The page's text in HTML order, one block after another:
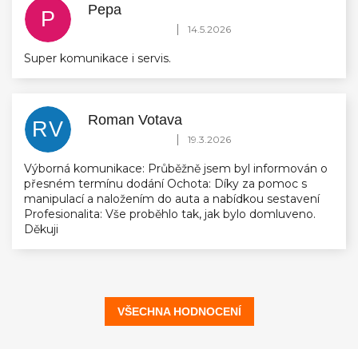
P Pepa
Hodnocení obchodu je 5 z 5 hvězdiček.
| 14.5.2026
Super komunikace i servis.
RV Roman Votava
Hodnocení obchodu je 5 z 5 hvězdiček.
| 19.3.2026
Výborná komunikace: Průběžně jsem byl informován o
přesném termínu dodání Ochota: Díky za pomoc s
manipulací a naložením do auta a nabídkou sestavení
Profesionalita: Vše proběhlo tak, jak bylo domluveno.
Děkuji
VŠECHNA HODNOCENÍ